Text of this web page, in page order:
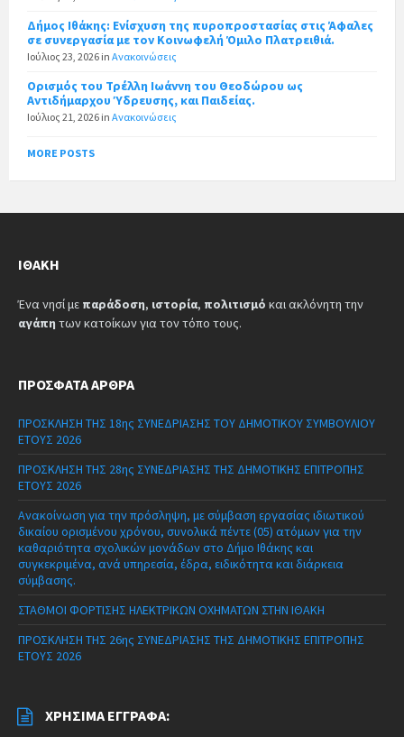
Δήμος Ιθάκης: Ενίσχυση της πυροπροστασίας στις Άφαλες
σε συνεργασία με τον Κοινωφελή Όμιλο Πλατρειθιά.
Ιούλιος 23, 2026 in Ανακοινώσεις
Ορισμός του Τρέλλη Ιωάννη του Θεοδώρου ως
Αντιδήμαρχου Ύδρευσης, και Παιδείας.
Ιούλιος 21, 2026 in Ανακοινώσεις
MORE POSTS
ΙΘΆΚΗ
Ένα νησί με παράδοση, ιστορία, πολιτισμό και ακλόνητη την
αγάπη των κατοίκων για τον τόπο τους.
ΠΡΌΣΦΑΤΑ ΆΡΘΡΑ
ΠΡΟΣΚΛΗΣΗ ΤΗΣ 18ης ΣΥΝΕΔΡΙΑΣΗΣ ΤΟΥ ΔΗΜΟΤΙΚΟΥ ΣΥΜΒΟΥΛΙΟΥ
ΕΤΟΥΣ 2026
ΠΡΟΣΚΛΗΣΗ ΤΗΣ 28ης ΣΥΝΕΔΡΙΑΣΗΣ ΤΗΣ ΔΗΜΟΤΙΚΗΣ ΕΠΙΤΡΟΠΗΣ
ΕΤΟΥΣ 2026
Ανακοίνωση για την πρόσληψη, με σύμβαση εργασίας ιδιωτικού
δικαίου ορισμένου χρόνου, συνολικά πέντε (05) ατόμων για την
καθαριότητα σχολικών μονάδων στο Δήμο Ιθάκης και
συγκεκριμένα, ανά υπηρεσία, έδρα, ειδικότητα και διάρκεια
σύμβασης.
ΣΤΑΘΜΟΙ ΦΟΡΤΙΣΗΣ ΗΛΕΚΤΡΙΚΩΝ ΟΧΗΜΑΤΩΝ ΣΤΗΝ ΙΘΑΚΗ
ΠΡΟΣΚΛΗΣΗ ΤΗΣ 26ης ΣΥΝΕΔΡΙΑΣΗΣ ΤΗΣ ΔΗΜΟΤΙΚΗΣ ΕΠΙΤΡΟΠΗΣ
ΕΤΟΥΣ 2026
ΧΡΉΣΙΜΑ ΈΓΓΡΑΦΑ: